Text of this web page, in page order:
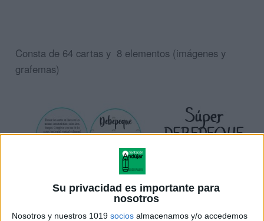
Su privacidad es importante para
nosotros
Nosotros y nuestros 1019 socios almacenamos y/o accedemos
Consta de 64 cartas y 8 elementos (imágenes y
grafemas)